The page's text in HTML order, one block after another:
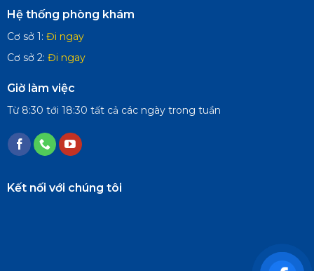
Hệ thống phòng khám
Cơ sở 1: Đi ngay
Cơ sở 2: Đi ngay
Giờ làm việc
Từ 8:30 tới 18:30 tất cả các ngày trong tuần
Kết nối với chúng tôi